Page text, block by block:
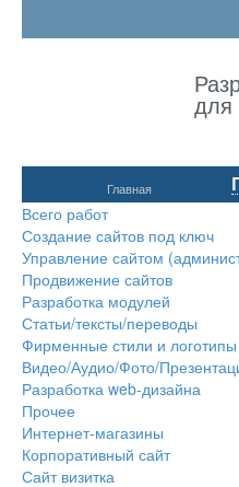
для
Главная
Всего работ
Создание сайтов под ключ
Управление сайтом
Продвижение сайтов
Разработка модулей
Статьи/тексты/переводы
Фирменные стили и логотипы
Видео/Аудио/Фото/
Разработка web-дизайна
Прочее
Интернет-магазины
Корпоративный сайт
Сайт визитка